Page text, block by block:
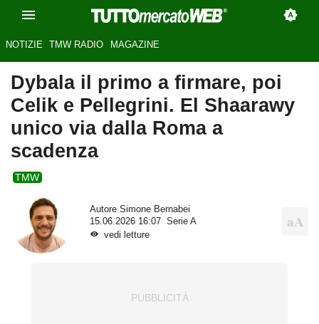
NOTIZIE TMW RADIO MAGAZINE
Dybala il primo a firmare, poi
Celik e Pellegrini. El Shaarawy
unico via dalla Roma a
scadenza
TMW
Autore Simone Bernabei
15.06.2026 16:07
Serie A
vedi letture